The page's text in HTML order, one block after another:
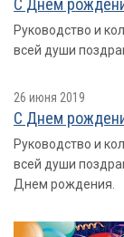
С Днем
Руководство и
всей души
26 июня 2019
С Днем
Руководство и
всей души
Днем рождения.